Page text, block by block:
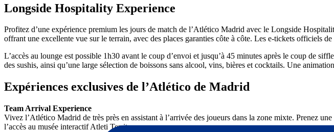
Longside Hospitality Experience
Profitez d’une expérience premium les jours de match de l’Atlético Madrid avec le Longside
offrant une excellente vue sur le terrain, avec des places garanties côte à côte. Les e‑tickets officiels
L’accès au lounge est possible 1h30 avant le coup d’envoi et jusqu’à 45 minutes après le coup de
des sushis, ainsi qu’une large sélection de boissons sans alcool, vins, bières et cocktails. Une
Expériences exclusives de l’Atlético de Madrid
Team Arrival Experience
Vivez l’Atlético Madrid de très près en assistant à l’arrivée des joueurs dans la zone mixte. Prenez
l’accès au musée interactif Atleti Territory.